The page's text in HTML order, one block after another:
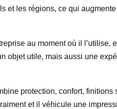
et les régions, ce qui
au moment où il l’utilise,
objet utile, mais aussi une
protection, confort, finitions
et il véhicule une